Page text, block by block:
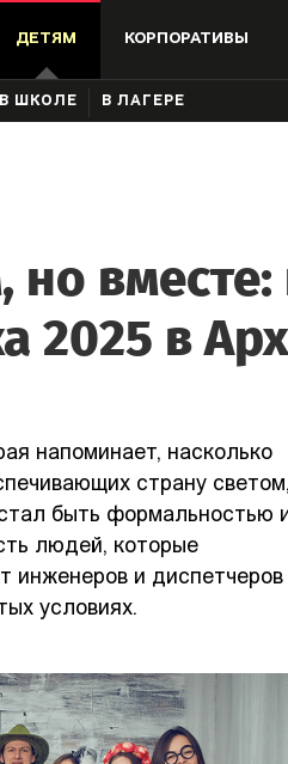
ДЕТЯМ КОРПОРАТИВЫ
В ШКОЛЕ В ЛАГЕРЕ
вместе:
2025 в
напоминает, насколько
страну светом,
быть формальностью
людей, которые
инженеров и
условиях.